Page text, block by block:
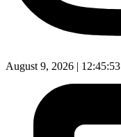
August 9, 2026 | 12:45:54